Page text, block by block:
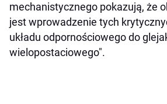
mechanistycznego pokazują, że
jest wprowadzenie tych
układu odpornościowego do
wielopostaciowego".